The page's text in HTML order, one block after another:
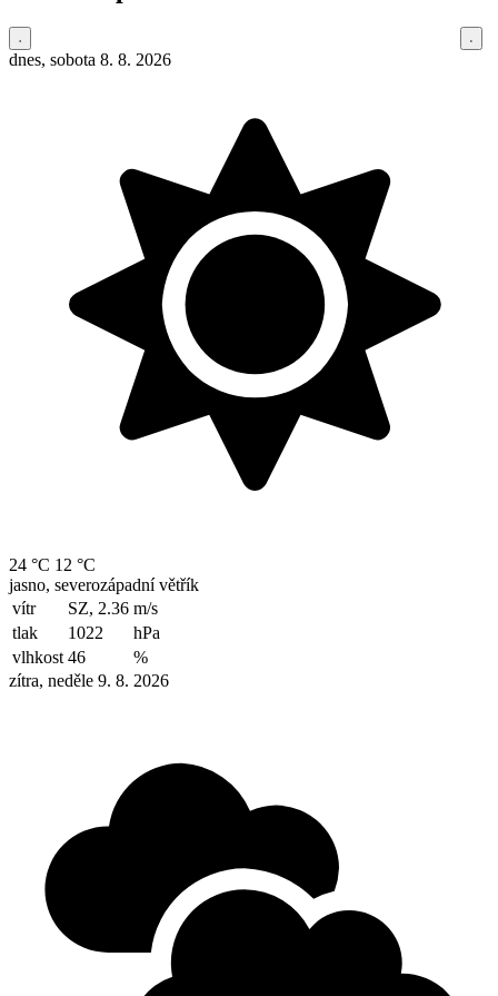
dnes, sobota 8. 8. 2026
24 °C 12 °C
jasno, severozápadní větřík
vítr
SZ, 2.36 m/s
tlak
1022
hPa
vlhkost 46
%
zítra, neděle 9. 8. 2026